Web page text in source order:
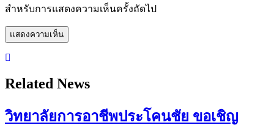
สำหรับการแสดงความเห็นครั้งถัดไป
Related News
วิทยาลัยการอาชีพประโคนชัย ขอเชิญ